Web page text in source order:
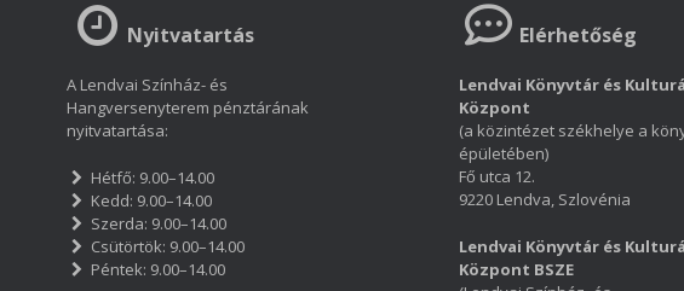
o
o
k
Nyitvatartás
A Lendvai Színház- és
Hangversenyterem pénztárának
nyitvatartása:
Hétfő: 9.00–14.00
Kedd: 9.00–14.00
Szerda: 9.00–14.00
Csütörtök: 9.00–14.00
Péntek: 9.00–14.00
Elérhetőség
Lendvai Könyvtár és
Központ
(a közintézet székhelye a
épületében)
Fő utca 12.
9220 Lendva, Szlovénia
Lendvai Könyvtár és
Központ BSZE